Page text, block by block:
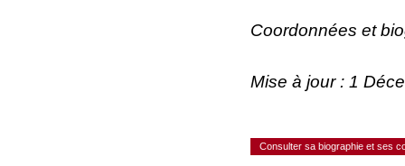
Coordonnées et
Mise à jour : 1
Consulter sa biographie et ses